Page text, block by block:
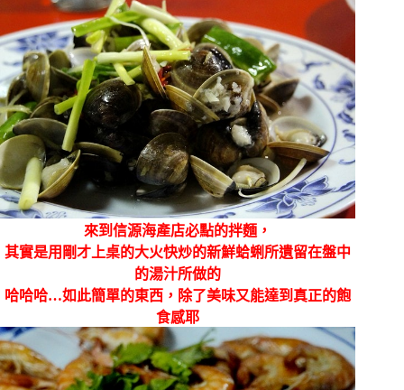
來到信源海產店必點的拌麵，
其實是用剛才上桌的大火快炒的新鮮蛤蜊所遺留在盤中
的湯汁所做的
哈哈哈…如此簡單的東西，除了美味又能達到真正的飽
食感耶